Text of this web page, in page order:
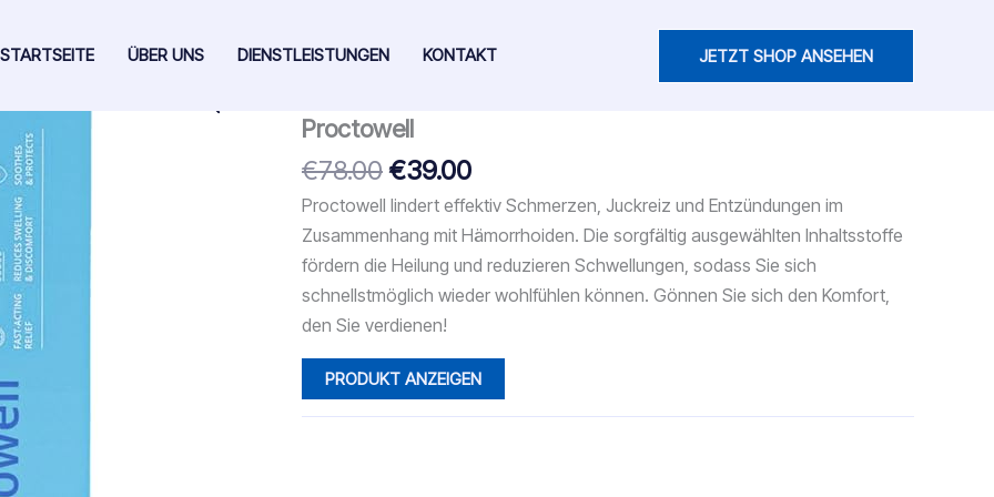
STARTSEITE ÜBER UNS DIENSTLEISTUNGEN KONTAKT JETZT SHOP ANSEHEN
Proctowell
€78.00Ursprünglicher
Preis
war:
€78.00
€39.00Aktueller
Preis
ist:
€39.00.
Proctowell lindert effektiv Schmerzen, Juckreiz und Entzündungen im
Zusammenhang mit Hämorrhoiden. Die sorgfältig ausgewählten Inhaltsstoffe
fördern die Heilung und reduzieren Schwellungen, sodass Sie sich
schnellstmöglich wieder wohlfühlen können. Gönnen Sie sich den Komfort,
den Sie verdienen!
PRODUKT ANZEIGEN